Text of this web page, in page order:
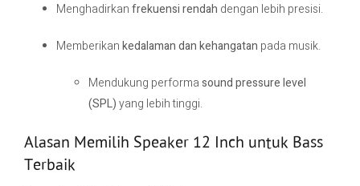
Menghadirkanfrekuensi rendah dengan lebih presisi.
Memberikankedalaman dan kehangatan pada musik.
Mendukung performasound pressure level
(SPL)yang lebih tinggi.
Alasan Memilih Speaker 12 Inch untuk Bass
Terbaik